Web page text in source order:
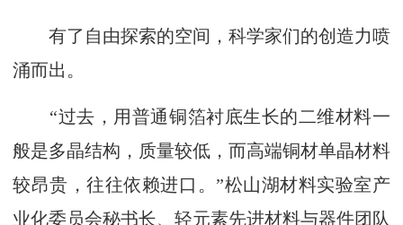
有了自由探索的空间，科学家们的创造力喷
涌而出。
“过去，用普通铜箔衬底生长的二维材料一
般是多晶结构，质量较低，而高端铜材单晶材料
较昂贵，往往依赖进口。”松山湖材料实验室产
业化委员会秘书长、轻元素先进材料与器件团队